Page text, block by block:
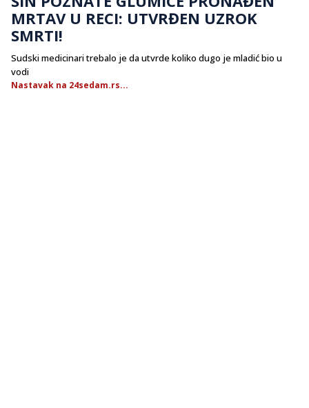
MRTAV U RECI: UTVRĐEN UZROK
SMRTI!
Sudski medicinari trebalo je da utvrde koliko dugo je mladić bio u
vodi
Nastavak na 24sedam.rs...